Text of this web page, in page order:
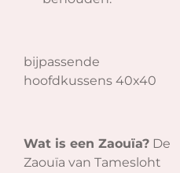
bijpassende
hoofdkussens 40x40
Wat is een Zaouïa? De
Zaouïa van Tamesloht